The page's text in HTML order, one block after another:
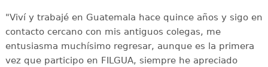
"Viví y trabajé en Guatemala hace quince años y sigo en
contacto cercano con mis antiguos colegas, me
entusiasma muchísimo regresar, aunque es la primera
vez que participo en FILGUA, siempre he apreciado